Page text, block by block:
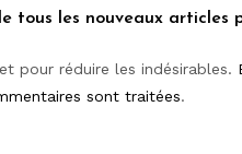
tous les nouveaux articles
pour réduire les indésirables.
sont traitées.